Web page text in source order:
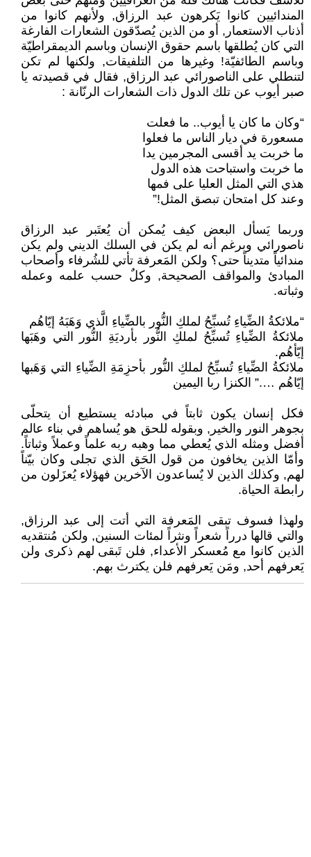
المندائيين كانوا يَكرهون عبد الرزاق, ولأنهم كانوا من
أذناب الاستعمار, أو من الذين يُصدّقون الشعارات الفارغة
التي كان يُطلقها باسم حقوق الإنسان وباسم الديمقراطيّة
وباسم الطائفيّة! وغيرها من التلفيقات, ولكنها لم تكن
لتنطلي على الناصورائي عبد الرزاق, فقال في قصيدته يا
صبر أيوب عن تلك الدول ذات الشعارات الرنّانة :
“وكان ما كان يا أيوب.. ما فعلت
مسعورة في ديار الناس ما فعلوا
ما خربت يد أقسى المجرمين يدا
ما خربت واستباحت هذه الدول
هذي التي المثل العليا على فمها
وعند كل امتحان تبصق المثل!”
وربما يَسأل البعض كيف يُمكن أن يُعتَبر عبد الرزاق
ناصورائي وبرغم أنه لم يكن في السلك الديني ولم يكن
مندائياً متديناً حتى؟ ولكن المَعرفة تأتي للشُرفاء وأصحاب
المبادئ والمواقف الصحيحة, وكلٌ حسب علمه وعمله
وثباته.
“ملائكةُ الضِّياءِ تُسبِّحُ لملكِ النُّور بالضِّياءِ الَّذي وَهَبَهُ إيّاهُم
ملائكةُ الضِّياءِ تُسبِّحُ لملكِ النُّور بأرديَةِ النُّور التي وهَبَها
إيّأهُم.
ملائكةُ الضِّياءِ تُسبِّحُ لملكِ النُّور بأحزِمَةِ الضِّياءِ التي وَهَبها
إيّاهُم ….” الكنزا ربا اليمين
فكل إنسان يكون ثابتاً في مبادئه يستطيع أن يتحلّى
بجوهر النور والخير, وبقوله للحق هو يُساهم في بناء عالم
أفضل ومثله الذي يُعطي مما وهبه ربه علماً وعملاً وثباتاً.
وأمّا الذين يخافون من قول الحَق الذي تجلى وكان بيّناً
لهم, وكذلك الذين لا يٌساعدون الآخرين فهؤلاء يُعزَلون من
رابطة الحياة.
ولهذا فسوف تبقى المَعرفة التي أتت إلى عبد الرزاق,
والتي قالها درراً شعراً ونثراً لمئات السنين, ولكن مُنتقديه
الذين كانوا مع مُعسكر الأعداء, فلن تَبقى لهم ذكرى ولن
يَعرفهم أحد, ومَن يَعرفهم فلن يكترث بهم.